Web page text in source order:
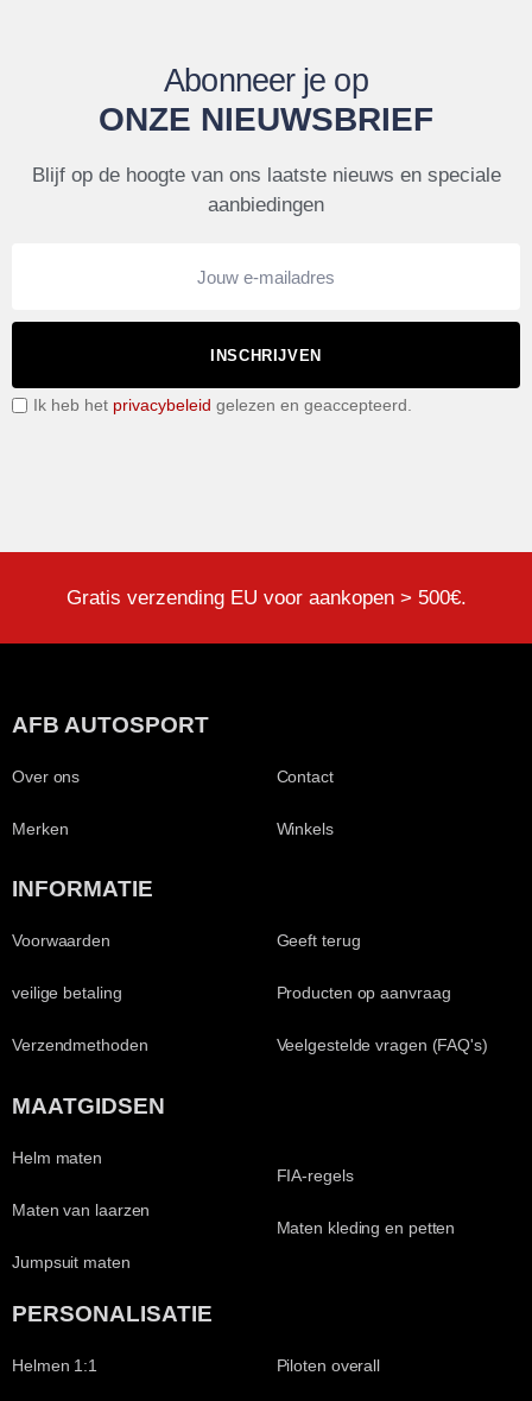
Abonneer je op
ONZE NIEUWSBRIEF
Blijf op de hoogte van ons laatste nieuws en speciale
aanbiedingen
INSCHRIJVEN
Ik heb het privacybeleid gelezen en geaccepteerd.
Gratis verzending EU voor aankopen > 500€.
AFB AUTOSPORT
Over ons
Merken
Contact
Winkels
INFORMATIE
Voorwaarden
veilige betaling
Verzendmethoden
Geeft terug
Producten op aanvraag
Veelgestelde vragen (FAQ's)
MAATGIDSEN
Helm maten
Maten van laarzen
Jumpsuit maten
FIA-regels
Maten kleding en petten
PERSONALISATIE
Helmen 1:1 Piloten overall